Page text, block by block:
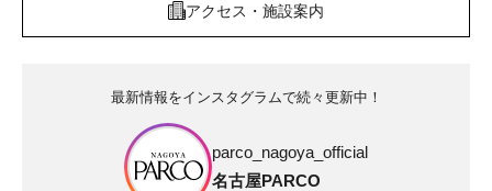
アクセス・施設案内
最新情報をインスタグラムで続々更新中！
parco_nagoya_official
名古屋PARCO